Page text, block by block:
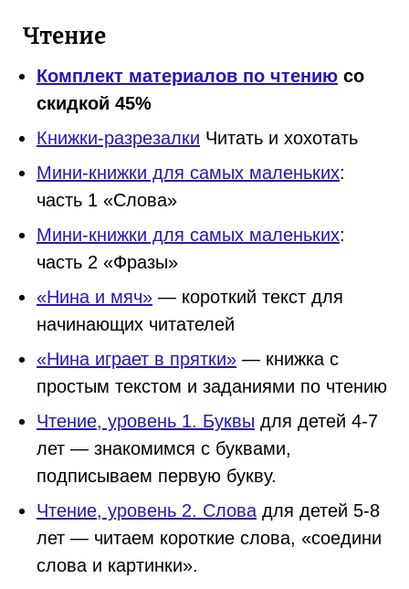
Чтение
Комплект материалов по чтению со
скидкой 45%
Книжки-разрезалки Читать и хохотать
Мини-книжки для самых маленьких:
часть 1 «Слова»
Мини-книжки для самых маленьких:
часть 2 «Фразы»
«Нина и мяч» — короткий текст для
начинающих читателей
«Нина играет в прятки» — книжка с
простым текстом и заданиями по чтению
Чтение, уровень 1. Буквы для детей 4-7
лет — знакомимся с буквами,
подписываем первую букву.
Чтение, уровень 2. Слова для детей 5-8
лет — читаем короткие слова, «соедини
слова и картинки».